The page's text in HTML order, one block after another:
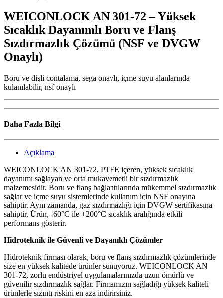
WEICONLOCK AN 301-72 – Yüksek
Sıcaklık Dayanımlı Boru ve Flanş
Sızdırmazlık Çözümü (NSF ve DVGW
Onaylı)
Boru ve dişli contalama, sega onaylı, içme suyu alanlarında
kulanılabilir, nsf onaylı
Daha Fazla Bilgi
Açıklama
WEICONLOCK AN 301-72, PTFE içeren, yüksek sıcaklık
dayanımı sağlayan ve orta mukavemetli bir sızdırmazlık
malzemesidir. Boru ve flanş bağlantılarında mükemmel sızdırmazlık
sağlar ve içme suyu sistemlerinde kullanım için NSF onayına
sahiptir. Aynı zamanda, gaz sızdırmazlığı için DVGW sertifikasına
sahiptir. Ürün, -60°C ile +200°C sıcaklık aralığında etkili
performans gösterir.
Hidroteknik ile Güvenli ve Dayanıklı Çözümler
Hidroteknik firması olarak, boru ve flanş sızdırmazlık çözümlerinde
size en yüksek kalitede ürünler sunuyoruz. WEICONLOCK AN
301-72, zorlu endüstriyel uygulamalarınızda uzun ömürlü ve
güvenilir sızdırmazlık sağlar. Firmamızın sağladığı yüksek kaliteli
ürünlerle sızıntı riskini en aza indirirsiniz.